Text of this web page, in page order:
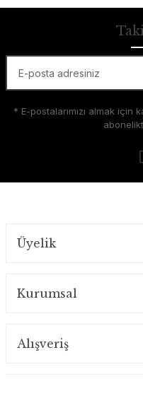
* E-postalarımızı almak
Üyelik
Kurumsal
Alışveriş